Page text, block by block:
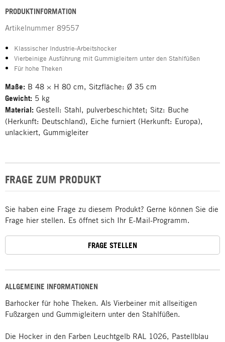
ALLGEMEINE INFORMATIONEN
Barhocker für hohe Theken. Als Vierbeiner mit allseitigen
Fußzargen und Gummigleitern unter den Stahlfüßen.
Die Hocker in den Farben Leuchtgelb RAL 1026, Pastellblau
PRODUKTINFORMATION
Artikelnummer 89557
Klassischer Industrie-Arbeitshocker
Vierbeinige Ausführung mit Gummigleitern unter den Stahlfüßen
Für hohe Theken
Maße: B 48 × H 80 cm, Sitzfläche: Ø 35 cm
Gewicht: 5 kg
Material: Gestell: Stahl, pulverbeschichtet; Sitz: Buche
(Herkunft: Deutschland), Eiche furniert (Herkunft: Europa),
unlackiert, Gummigleiter
FRAGE ZUM PRODUKT
Sie haben eine Frage zu diesem Produkt? Gerne können Sie die
Frage hier stellen. Es öffnet sich Ihr E-Mail-Programm.
FRAGE STELLEN